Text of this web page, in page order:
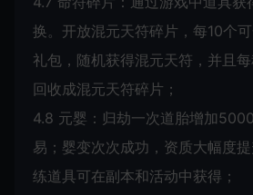
换。开放混元天符碎片，每10个
礼包，随机获得混元天符，并且
回收成混元天符碎片；
4.8 元婴：归劫一次道胎增加
易；婴变次次成功，资质大幅度
练道具可在副本和活动中获得；